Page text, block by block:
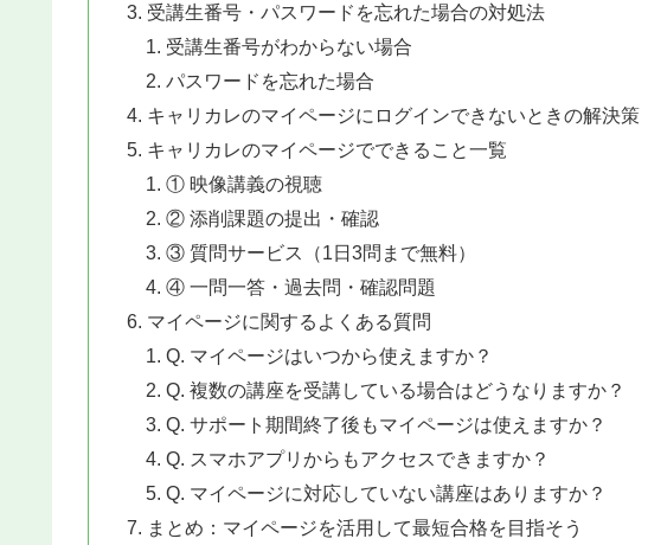
受講生番号・パスワードを忘れた場合の対処法
受講生番号がわからない場合
パスワードを忘れた場合
キャリカレのマイページにログインできないときの解決策
キャリカレのマイページでできること一覧
① 映像講義の視聴
② 添削課題の提出・確認
③ 質問サービス（1日3問まで無料）
④ 一問一答・過去問・確認問題
マイページに関するよくある質問
Q. マイページはいつから使えますか？
Q. 複数の講座を受講している場合はどうなりますか？
Q. サポート期間終了後もマイページは使えますか？
Q. スマホアプリからもアクセスできますか？
Q. マイページに対応していない講座はありますか？
まとめ：マイページを活用して最短合格を目指そう